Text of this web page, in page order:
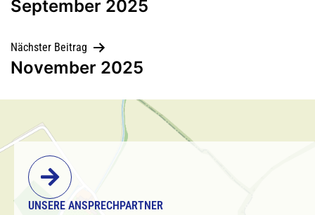
September 2025
Nächster Beitrag
November 2025
UNSERE ANSPRECHPARTNER